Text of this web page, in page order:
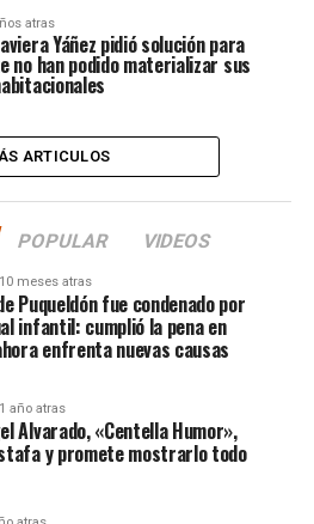
atras
Yáñez pidió solución para
no han podido materializar sus
ARTICULOS
POPULAR VIDEOS
10 meses atras
Puqueldón fue condenado por
infantil: cumplió la pena en
enfrenta nuevas causas
1 año atras
Alvarado, «Centella Humor»,
y promete mostrarlo todo